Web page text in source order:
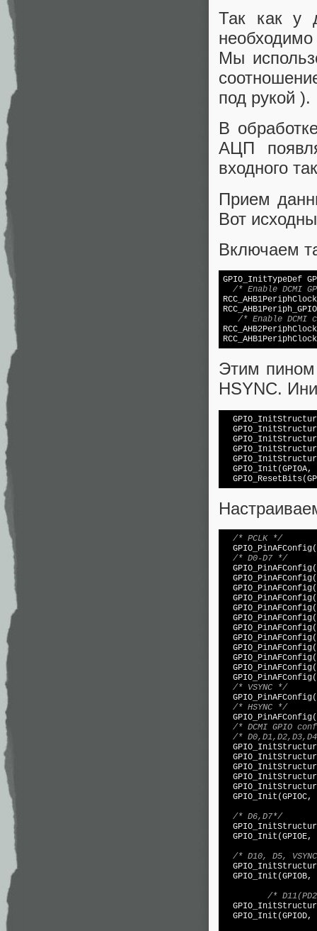
Так как у
Мы
под рукой ).
В
АЦП
входного
Прием
Вот
Включаем
GPIO_InitTypeDef
/* Enable DCMI
/* Enable DCMI
Этим пином
HSYNC.
GPIO_Init(GPIOA,
/* PCLK */
/* D0-D7 */
/* VSYNC */
/* HSYNC */
/* DCMI GPIO
/*
GPIO_Init(GPIOC,
/* D6,D7*/
GPIO_Init(GPIOE,
/* D10, D5,
GPIO_Init(GPIOB,
/*
GPIO_Init(GPIOD,